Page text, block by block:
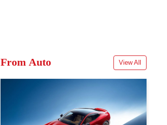
From Auto View All